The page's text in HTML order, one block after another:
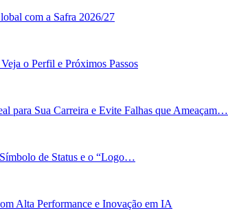
com a Safra 2026/27
o Perfil e Próximos Passos
para Sua Carreira e Evite Falhas que Ameaçam…
de Status e o “Logo…
Alta Performance e Inovação em IA